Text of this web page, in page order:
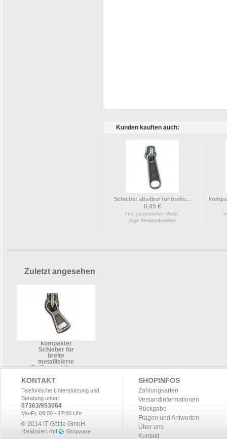
Kunden kauften auch:
Schieber altsilber für breite...
0,45 €
inkl. gesetzlicher MwSt.
zzgl. Versandkosten
Zuletzt angesehen
kompakter
Schieber für
breite
metallisierte
Reißverschlüsse,
KONTAKT
Telefonische Unterstützung und
Beratung unter:
07363/953064
Mo-Fr, 09:00 - 17:00 Uhr
© 2014 IT Göttle GmbH
Realisiert mit
Shopware
SHOPINFOS
Zahlungsarten
Versandinformationen
Rückgabe
Fragen und Antworten
Über uns
Kontakt